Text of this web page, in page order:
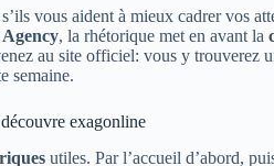
s’ils vous aident à mieux cadrer vos
, la rhétorique met en avant la
au site officiel: vous y trouverez
semaine.
exagonline
utiles. Par l’accueil d’abord,